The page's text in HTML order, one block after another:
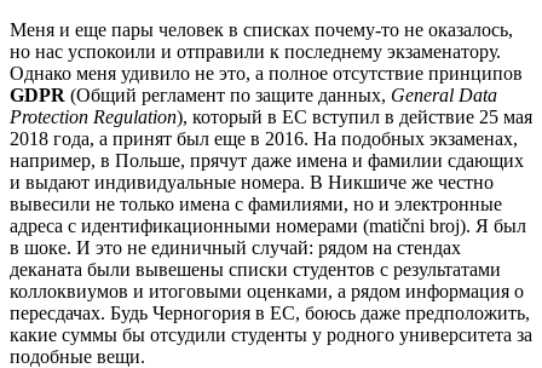
Меня и еще пары человек в списках почему-то не оказалось,
но нас успокоили и отправили к последнему экзаменатору.
Однако меня удивило не это, а полное отсутствие принципов
GDPR (Общий регламент по защите данных, General Data
Protection Regulation), который в ЕС вступил в действие 25 мая
2018 года, а принят был еще в 2016. На подобных экзаменах,
например, в Польше, прячут даже имена и фамилии сдающих
и выдают индивидуальные номера. В Никшиче же честно
вывесили не только имена с фамилиями, но и электронные
адреса с идентификационными номерами (matični broj). Я был
в шоке. И это не единичный случай: рядом на стендах
деканата были вывешены списки студентов с результатами
коллоквиумов и итоговыми оценками, а рядом информация о
пересдачах. Будь Черногория в ЕС, боюсь даже предположить,
какие суммы бы отсудили студенты у родного университета за
подобные вещи.